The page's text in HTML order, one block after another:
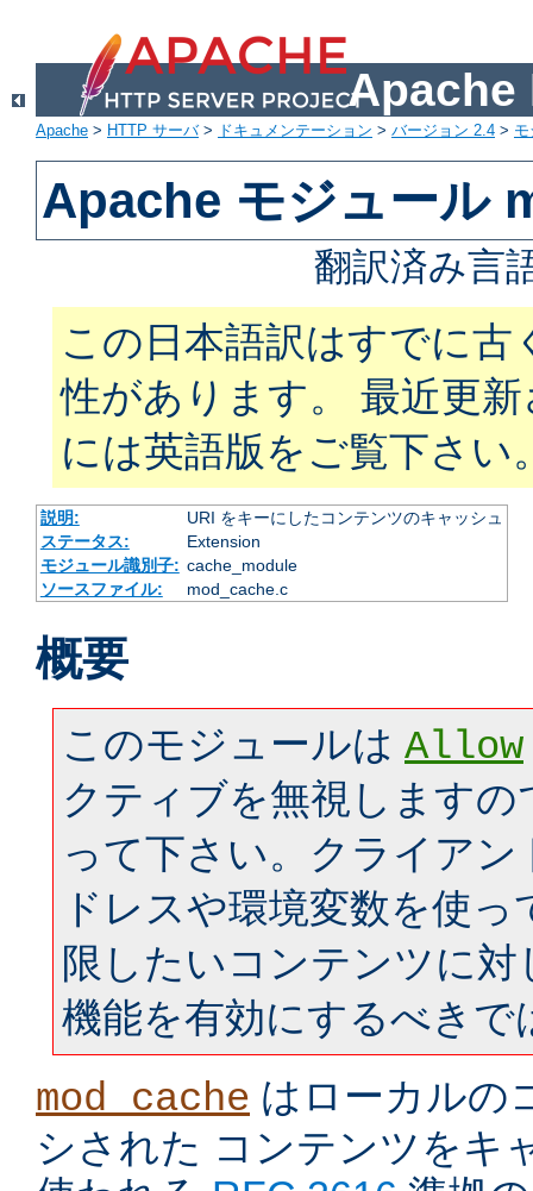
Apache
Apache > HTTP サーバ> ドキュメンテーション > バージョン 2.4 >
Apache モジュール
翻訳済み言
この日本語訳はすでに古
性があります。 最近更
には英語版をご覧下さい
説明:
URI をキーにしたコンテンツのキャッシュ
ステータス:
Extension
モジュール識別子: cache_module
ソースファイル:
mod_cache.c
概要
このモジュールは Allow
クティブを無視しますの
って下さい。クライア
ドレスや環境変数を使
限したいコンテンツに
機能を有効にするべきで
mod_cache はローカルの
シされた コンテンツをキ